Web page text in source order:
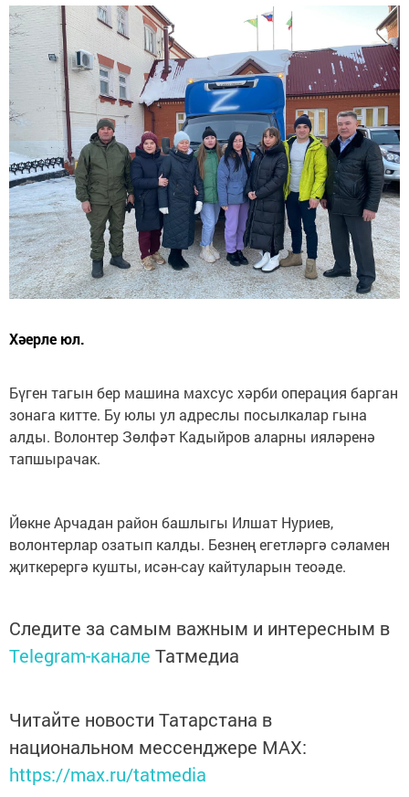
Хәерле юл.
Бүген тагын бер машина махсус хәрби операция барган
зонага китте. Бу юлы ул адреслы посылкалар гына
алды. Волонтер Зөлфәт Кадыйров аларны ияләренә
тапшырачак.
Йөкне Арчадан район башлыгы Илшат Нуриев,
волонтерлар озатып калды. Безнең егетләргә сәламен
җиткерергә кушты, исән-сау кайтуларын теоәде.
Следите за самым важным и интересным в
Telegram-канале Татмедиа
Читайте новости Татарстана в
национальном мессенджере MАХ:
https://max.ru/tatmedia